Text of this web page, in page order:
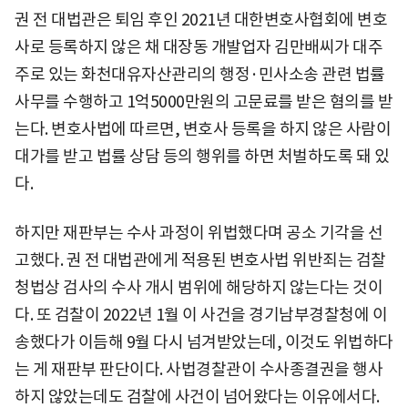
권 전 대법관은 퇴임 후인 2021년 대한변호사협회에 변호
사로 등록하지 않은 채 대장동 개발업자 김만배씨가 대주
주로 있는 화천대유자산관리의 행정·민사소송 관련 법률
사무를 수행하고 1억5000만원의 고문료를 받은 혐의를 받
는다. 변호사법에 따르면, 변호사 등록을 하지 않은 사람이
대가를 받고 법률 상담 등의 행위를 하면 처벌하도록 돼 있
다.
하지만 재판부는 수사 과정이 위법했다며 공소 기각을 선
고했다. 권 전 대법관에게 적용된 변호사법 위반죄는 검찰
청법상 검사의 수사 개시 범위에 해당하지 않는다는 것이
다. 또 검찰이 2022년 1월 이 사건을 경기남부경찰청에 이
송했다가 이듬해 9월 다시 넘겨받았는데, 이것도 위법하다
는 게 재판부 판단이다. 사법경찰관이 수사종결권을 행사
하지 않았는데도 검찰에 사건이 넘어왔다는 이유에서다.